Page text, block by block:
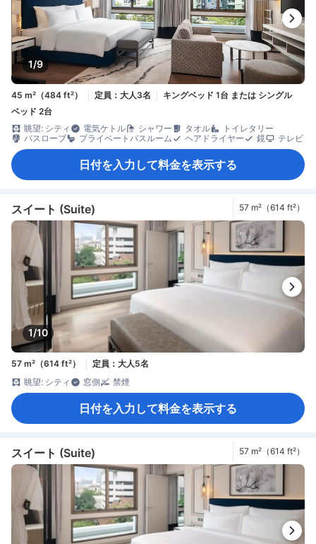
1/9
45 m²（484 ft²） 定員：大人3名
キングベッド 1台 または シングル
ベッド 2台
眺望: シティ
電気ケトル シャワー タオル
トイレタリー
バスローブ
プライベートバスルーム ヘアドライヤー 鏡 テレビ
日付を入力して料金を表示する
スイート (Suite) 57 m²（614 ft²）
1/10
57 m²（614 ft²）
定員：大人5名
眺望: シティ
窓側 禁煙
日付を入力して料金を表示する
スイート (Suite) 57 m²（614 ft²）